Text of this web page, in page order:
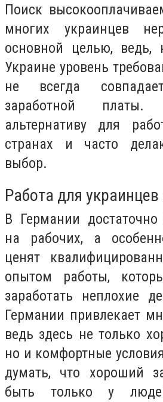
Поиск
многих украинцев
основной целью,
Украине уровень
не всегда
заработной
альтернативу для
странах и часто
выбор.
Работа для
В Германии
на рабочих, а
ценят
опытом работы,
заработать неплохие
Германии привлекает
ведь здесь не только
но и комфортные
думать, что хороший
быть только у